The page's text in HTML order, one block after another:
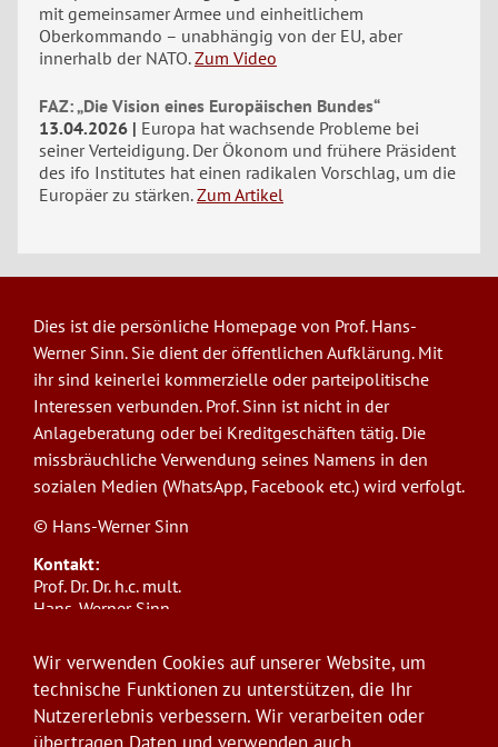
mit gemeinsamer Armee und einheitlichem
Oberkommando – unabhängig von der EU, aber
innerhalb der NATO. Zum Video
FAZ: „Die Vision eines Europäischen Bundes“
13.04.2026
Europa hat wachsende Probleme bei
seiner Verteidigung. Der Ökonom und frühere Präsident
des ifo Institutes hat einen radikalen Vorschlag, um die
Europäer zu stärken. Zum Artikel
Dies ist die persönliche Homepage von Prof. Hans-
Werner Sinn. Sie dient der öffentlichen Aufklärung. Mit
ihr sind keinerlei kommerzielle oder parteipolitische
Interessen verbunden. Prof. Sinn ist nicht in der
Anlageberatung oder bei Kreditgeschäften tätig. Die
missbräuchliche Verwendung seines Namens in den
sozialen Medien (WhatsApp, Facebook etc.) wird verfolgt.
© Hans-Werner Sinn
Kontakt:
Prof. Dr. Dr. h.c. mult.
Hans-Werner Sinn,
ifo Institut
Poschingerstr. 5, 81679 München
Telefon: +49(0)89/9224-1276
E-Mail:sinn@ifo.de
Wir verwenden Cookies auf unserer Website, um
technische Funktionen zu unterstützen, die Ihr
Nutzererlebnis verbessern. Wir verarbeiten oder